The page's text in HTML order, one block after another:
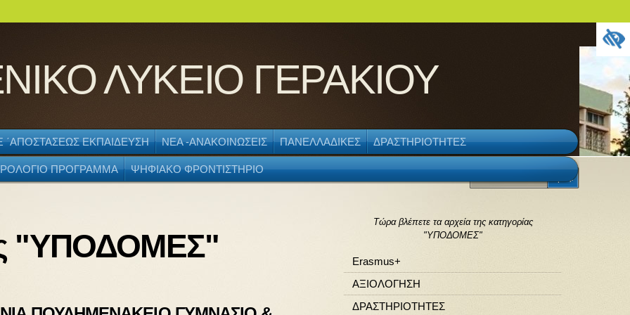
ΛΥΚΕΙΟ ΓΕΡΑΚΙΟΥ
΄ΑΠΟΣΤΑΣΕΩΣ ΕΚΠΑΙΔΕΥΣΗ ΝΕΑ -ΑΝΑΚΟΙΝΩΣΕΙΣ ΠΑΝΕΛΛΑΔΙΚΕΣ ΔΡΑΣΤΗΡΙΟΤΗΤΕΣ
ΠΡΟΓΡΑΜΜΑ ΨΗΦΙΑΚΟ ΦΡΟΝΤΙΣΤΗΡΙΟ
"ΥΠΟΔΟΜΕΣ"
Τώρα βλέπετε τα αρχεία της κατηγορίας
"ΥΠΟΔΟΜΕΣ"
Erasmus+
ΑΞΙΟΛΟΓΗΣΗ
ΔΡΑΣΤΗΡΙΟΤΗΤΕΣ